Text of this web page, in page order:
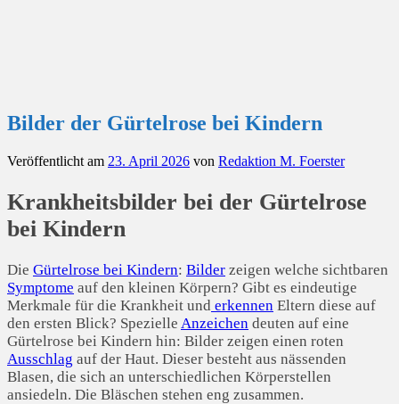
Bilder der Gürtelrose bei Kindern
Veröffentlicht am 23. April 2026 von Redaktion M. Foerster
Krankheitsbilder bei der Gürtelrose
bei Kindern
Die Gürtelrose bei Kindern: Bilder zeigen welche sichtbaren
Symptome auf den kleinen Körpern? Gibt es eindeutige
Merkmale für die Krankheit und erkennen Eltern diese auf
den ersten Blick? Spezielle Anzeichen deuten auf eine
Gürtelrose bei Kindern hin: Bilder zeigen einen roten
Ausschlag auf der Haut. Dieser besteht aus nässenden
Blasen, die sich an unterschiedlichen Körperstellen
ansiedeln. Die Bläschen stehen eng zusammen.